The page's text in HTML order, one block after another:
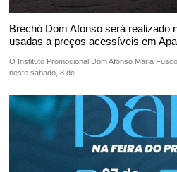
Brechó Dom Afonso será realizado
usadas a preços acessíveis em
O Instituto Promocional Dom Afonso Maria
neste sábado, 8 de